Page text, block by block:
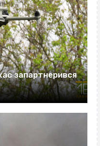
запартнерився